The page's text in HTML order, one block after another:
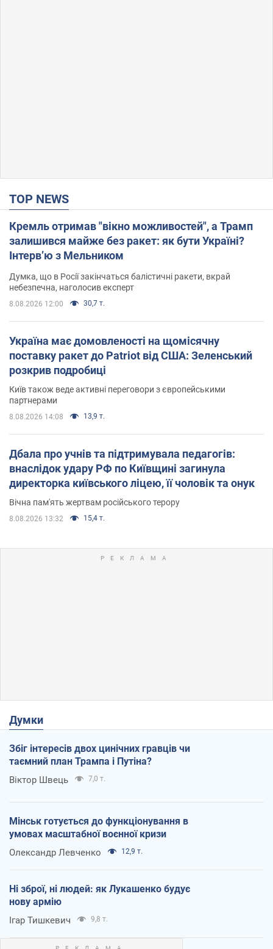
TOP NEWS
Кремль отримав "вікно можливостей", а Трамп
залишився майже без ракет: як бути Україні?
Інтерв’ю з Мельником
Думка, що в Росії закінчаться балістичні ракети, вкрай
небезпечна, наголосив експерт
8.08.2026 12:00 30,7 т.
Україна має домовленості на щомісячну
поставку ракет до Patriot від США: Зеленський
розкрив подробиці
Київ також веде активні переговори з європейськими
партнерами
8.08.2026 14:08 13,9 т.
Дбала про учнів та підтримувала педагогів:
внаслідок удару РФ по Київщині загинула
директорка київського ліцею, її чоловік та онук
Вічна пам'ять жертвам російського терору
8.08.2026 13:32 15,4 т.
Думки
Збіг інтересів двох цинічних гравців чи
таємний план Трампа і Путіна?
Віктор Швець 7,0 т.
Мінськ готується до функціонування в
умовах масштабної воєнної кризи
Олександр Левченко 12,9 т.
Ні зброї, ні людей: як Лукашенко будує
нову армію
Ігар Тишкевич 9,8 т.